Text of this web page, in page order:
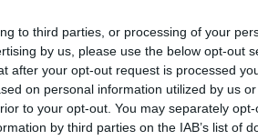
to third parties, or processing of your
by us, please use the below opt-out
after your opt-out request is processed
on personal information utilized by us
to your opt-out. You may separately
by third parties on the IAB’s list of
și-a pierdut casa din